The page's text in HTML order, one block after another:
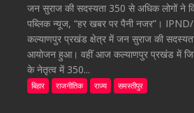
जन सुराज की सदस्यता 350 से अधिक लोगों ने
पब्लिक न्यूज, “हर खबर पर पैनी नजर”।
कल्याणपुर प्रखंड क्षेत्र में जन सुराज की
आयोजन हुआ। वहीं आज कल्याणपुर प्रखंड में जिला
के नेतृत्व में 350...
बिहार राजनीतिक राज्य समस्तीपुर